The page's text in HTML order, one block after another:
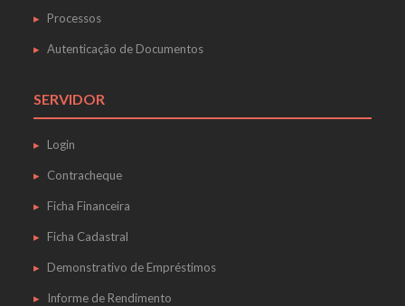
Processos
Autenticação de Documentos
SERVIDOR
Login
Contracheque
Ficha Financeira
Ficha Cadastral
Demonstrativo de Empréstimos
Informe de Rendimento